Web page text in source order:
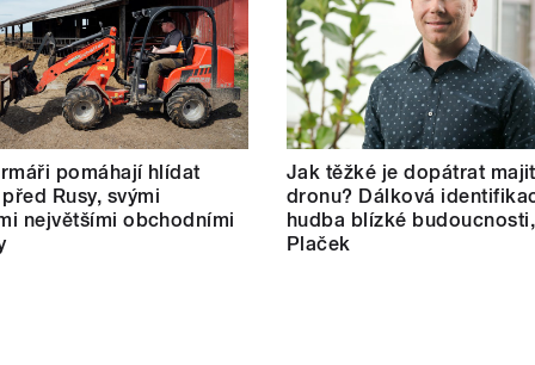
pomáhají hlídat
Rusy, svými
největšími obchodními
Jak těžké je dopátrat
dronu? Dálková
hudba blízké
Plaček